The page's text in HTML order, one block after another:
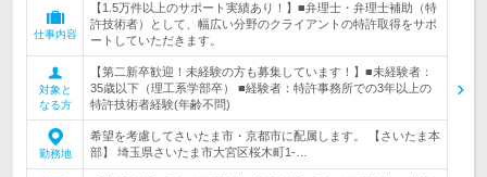
仕事内容
【1.5万件以上のサポート実績あり！】■弁理士・弁理士補助（特
許技術者）として、幅広い分野のクライアントの特許取得をサポ
ートしていただきます。
対象と
なる方
【第二新卒歓迎！未経験の方も募集しています！】■未経験者：
35歳以下（理工系学部卒） ■経験者：特許事務所での3年以上の
特許技術者経験(年齢不問)
勤務地
希望を考慮してさいたま市・京都市に配属します。 【さいたま本
部】 埼玉県さいたま市大宮区桜木町1-…